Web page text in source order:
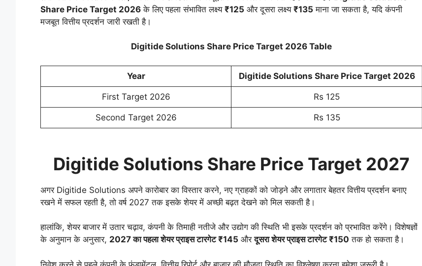
Share Price Target 2026 के लिए पहला संभावित लक्ष्य ₹125 और दूसरा लक्ष्य ₹135 माना जा सकता है, यदि कंपनी
मजबूत वित्तीय प्रदर्शन जारी रखती है।
Digitide Solutions Share Price Target 2026 Table
Year Digitide Solutions Share Price Target 2026
First Target 2026 Rs 125
Second Target 2026 Rs 135
Digitide Solutions Share Price Target 2027
अगर Digitide Solutions अपने कारोबार का विस्तार करने, नए ग्राहकों को जोड़ने और लगातार बेहतर वित्तीय प्रदर्शन बनाए
रखने में सफल रहती है, तो वर्ष 2027 तक इसके शेयर में अच्छी बढ़त देखने को मिल सकती है।
हालांकि, शेयर बाजार में उतार चढ़ाव, कंपनी के तिमाही नतीजे और उद्योग की स्थिति भी इसके प्रदर्शन को प्रभावित करेंगे। विशेषज्ञों
के अनुमान के अनुसार, 2027 का पहला शेयर प्राइस टारगेट ₹145 औरदूसरा शेयर प्राइस टारगेट ₹150 तक हो सकता है।